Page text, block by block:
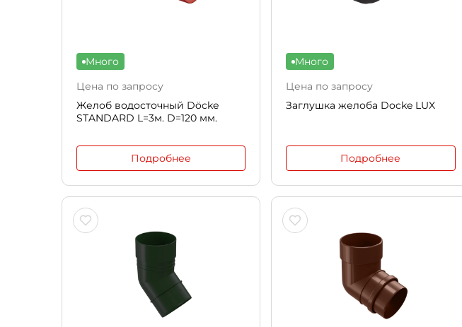
Много
Цена по запросу
Желоб водосточный Döcke
STANDARD L=3м. D=120 мм.
Подробнее
Много
Цена по запросу
Заглушка желоба Docke LUX
Подробнее